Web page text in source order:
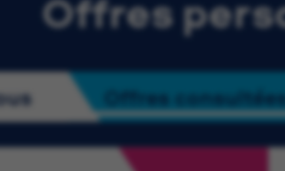
Offres
Offres